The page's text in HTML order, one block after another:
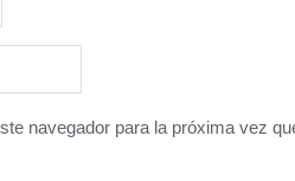
navegador para la próxima vez